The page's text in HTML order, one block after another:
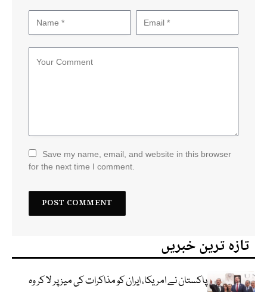
Save my name, email, and website in this browser
for the next time I comment.
تازہ ترین خبریں
پاکستان نے امریکا، ایران کو مذاکرات کی میز پر لا کر وہ